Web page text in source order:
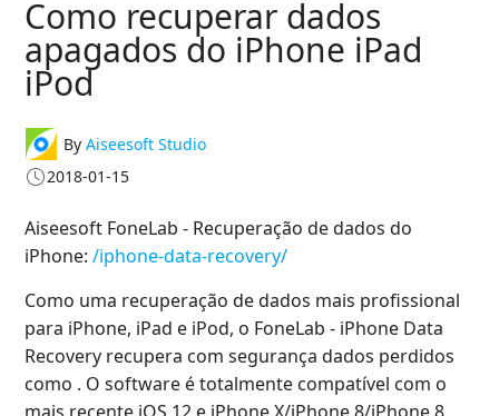
Como recuperar dados
apagados do iPhone iPad
iPod
ByAiseesoft Studio
2018-01-15
Aiseesoft FoneLab - Recuperação de dados do
iPhone:/iphone-data-recovery/
Como uma recuperação de dados mais profissional
para iPhone, iPad e iPod, o FoneLab - iPhone Data
Recovery recupera com segurança dados perdidos
como . O software é totalmente compatível com o